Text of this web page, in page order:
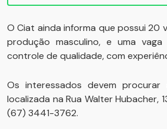
O Ciat ainda informa que possui 20
produção masculino, e uma
controle de qualidade, com
Os interessados devem
localizada na Rua Walter Hubacher,
(67) 3441-3762.